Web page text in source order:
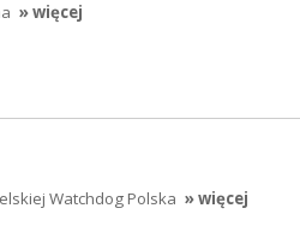
» więcej
Watchdog Polska » więcej